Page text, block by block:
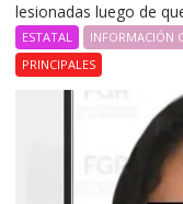
lesionadas luego de
ESTATAL INFORMACIÓN
PRINCIPALES